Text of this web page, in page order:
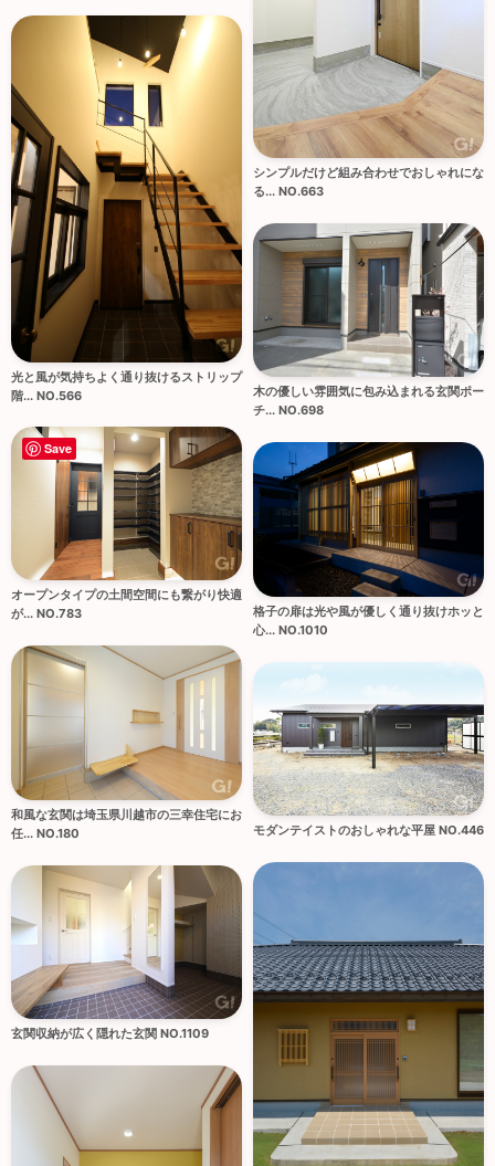
シンプルだけど組み合わせでおしゃれにな
る... NO.663
光と風が気持ちよく通り抜けるストリップ
階... NO.566
木の優しい雰囲気に包み込まれる玄関ポー
チ... NO.698
オープンタイプの土間空間にも繋がり快適
が... NO.783
格子の扉は光や風が優しく通り抜けホッと
心... NO.1010
和風な玄関は埼玉県川越市の三幸住宅にお
任... NO.180
モダンテイストのおしゃれな平屋 NO.446
玄関収納が広く隠れた玄関 NO.1109
Save